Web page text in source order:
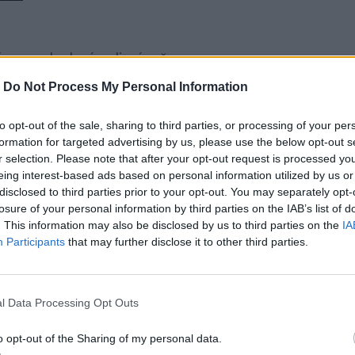
Do Not Process My Personal Information
opt-out of the sale, sharing to third parties, or processing of your
for targeted advertising by us, please use the below opt-out
selection. Please note that after your opt-out request is processed
interest-based ads based on personal information utilized by us
to third parties prior to your opt-out. You may separately
of your personal information by third parties on the IAB’s list of
This information may also be disclosed by us to third parties on the
Participants that may further disclose it to other third parties.
Data Processing Opt Outs
opt-out of the Sharing of my personal data.
a pohodový rodinný večer…
videla tie svoje. S pohľadom plným bolesti mi stisol ruku:
Aj tie som mala svetlé po ňom.
dcérka. Je toho už priveľa. Som na dne.“
predsa vieme, kde žijeme. Skús sa brániť, určite sú viaceré
dosiahol? Možnosti sú, ale biedne. Teda, ak sa nekamarátiš
čelo. „Dostal som sa na úplné dno a neviem sa odraziť
na to povedať. Bola som zmätená viac než on. Nežila som
a bolo mi jasné, že iba ťažko niečo dosiahne, ak žije a
Nechcel som ju zaťažovať…“ stisol pery a pustil moju